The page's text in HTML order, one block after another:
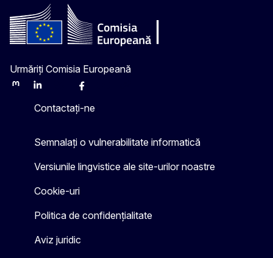
Urmăriți Comisia Europeană
MastodonLinkedInBlueskyFacebook
Contactați-ne
Semnalați o vulnerabilitate informatică
Versiunile lingvistice ale site-urilor noastre
Cookie-uri
Politica de confidențialitate
Aviz juridic